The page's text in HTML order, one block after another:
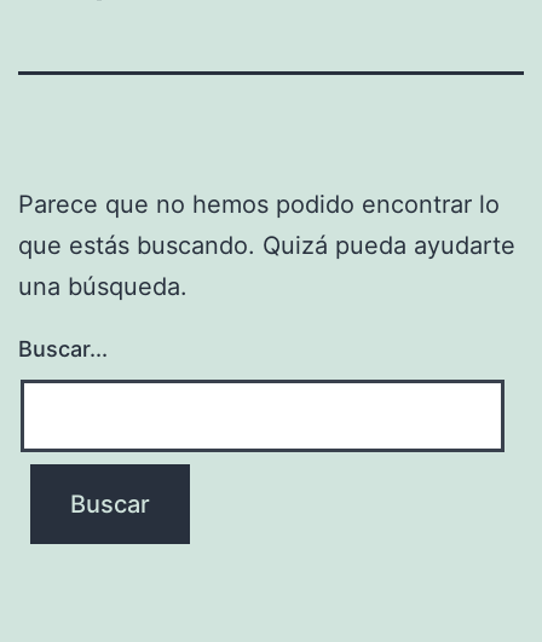
Parece que no hemos podido encontrar lo
que estás buscando. Quizá pueda ayudarte
una búsqueda.
Buscar...